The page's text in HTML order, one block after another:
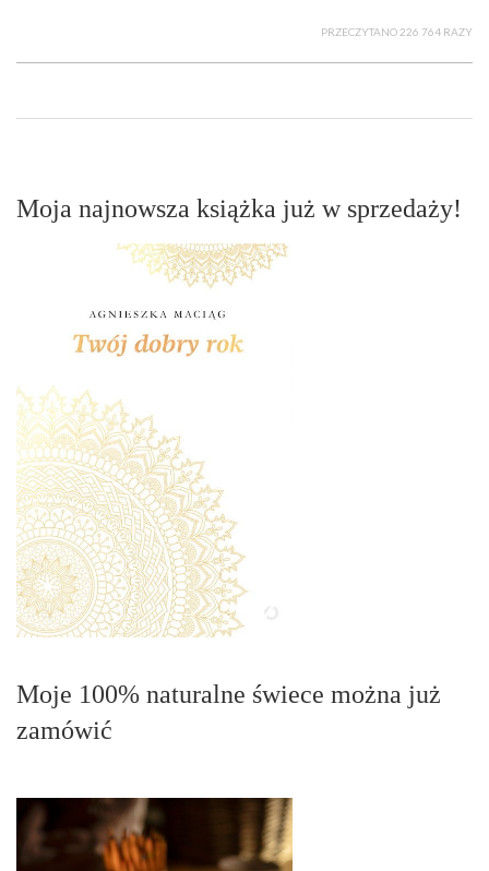
PRZECZYTANO 226 764 RAZY
Moja najnowsza książka już w sprzedaży!
Moje 100% naturalne świece można już
zamówić